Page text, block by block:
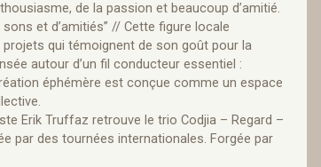
de la passion et beaucoup d’amitié.
et d’amitiés” // Cette figure locale
qui témoignent de son goût pour la
autour d’un fil conducteur essentiel :
éphémère est conçue comme un espace
Erik Truffaz retrouve le trio Codjia – Regard –
par des tournées internationales. Forgée par